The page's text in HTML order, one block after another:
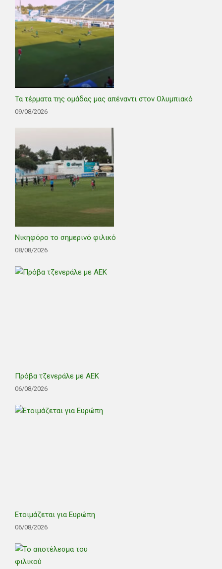
Τα τέρματα της ομάδας μας απέναντι στον Ολυμπιακό
09/08/2026
Νικηφόρο το σημερινό φιλικό
08/08/2026
Πρόβα τζενεράλε με ΑΕΚ
06/08/2026
Ετοιμάζεται για Ευρώπη
06/08/2026